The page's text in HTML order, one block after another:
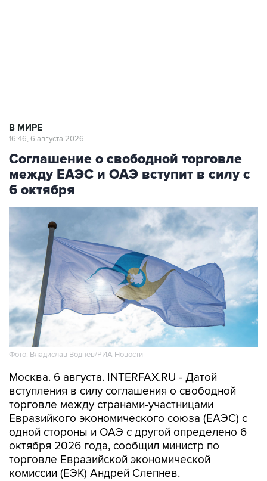
В МИРЕ
16:46, 6 августа 2026
Соглашение о свободной торговле
между ЕАЭС и ОАЭ вступит в силу с
6 октября
Фото: Владислав Воднев/РИА Новости
Москва. 6 августа. INTERFAX.RU - Датой
вступления в силу соглашения о свободной
торговле между странами-участницами
Евразийкого экономического союза (ЕАЭС) с
одной стороны и ОАЭ с другой определено 6
октября 2026 года, сообщил министр по
торговле Евразийской экономической
комиссии (ЕЭК) Андрей Слепнев.